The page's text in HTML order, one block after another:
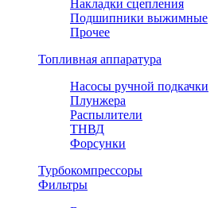
Накладки сцепления
Подшипники выжимные
Прочее
Топливная аппаратура
Насосы ручной подкачки
Плунжера
Распылители
ТНВД
Форсунки
Турбокомпрессоры
Фильтры